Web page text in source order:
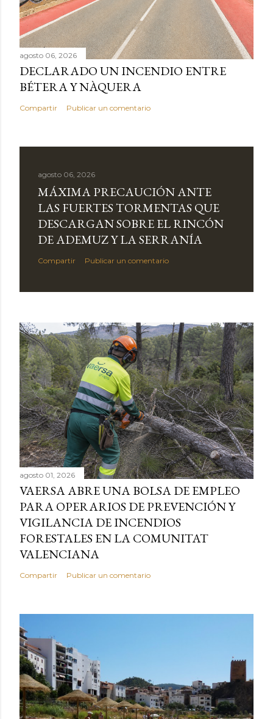
agosto 06, 2026
DECLARADO UN INCENDIO ENTRE
BÉTERA Y NÀQUERA
Compartir Publicar un comentario
agosto 06, 2026
MÁXIMA PRECAUCIÓN ANTE
LAS FUERTES TORMENTAS QUE
DESCARGAN SOBRE EL RINCÓN
DE ADEMUZ Y LA SERRANÍA
Compartir Publicar un comentario
agosto 01, 2026
VAERSA ABRE UNA BOLSA DE EMPLEO
PARA OPERARIOS DE PREVENCIÓN Y
VIGILANCIA DE INCENDIOS
FORESTALES EN LA COMUNITAT
VALENCIANA
Compartir Publicar un comentario